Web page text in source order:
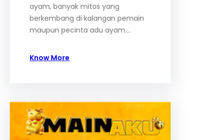
ayam, banyak mitos yang
berkembang di kalangan pemain
maupun pecinta adu ayam.…
Know More